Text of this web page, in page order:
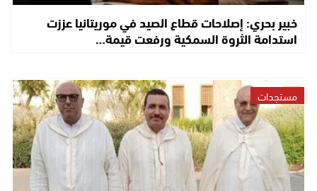
خبير بحري: إصلاحات قطاع الصيد في موريتانيا عززت
استدامة الثروة السمكية ورفعت قيمة…
مستجدات